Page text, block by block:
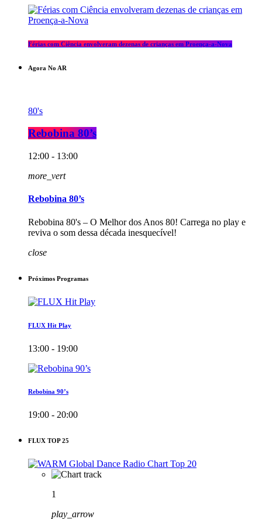
Férias com Ciência envolveram dezenas de crianças em Proença-a-Nova
Agora No AR
80's
Rebobina 80’s
12:00 - 13:00
more_vert
Rebobina 80’s
Rebobina 80's – O Melhor dos Anos 80! Carrega no play e
reviva o som dessa década inesquecível!
close
Próximos Programas
FLUX Hit Play
13:00 - 19:00
Rebobina 90’s
19:00 - 20:00
FLUX TOP 25
1
play_arrow